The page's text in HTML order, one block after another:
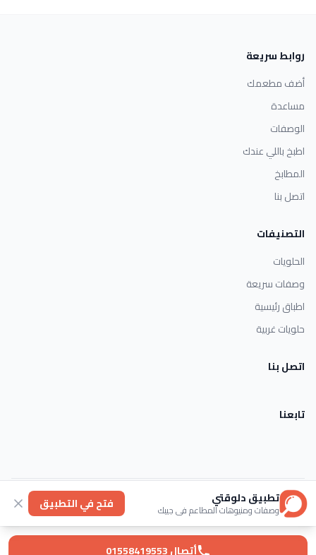
أتصال 01558419553
روابط سريعة
أضف مطعمك
مساعدة
الوصفات
اطبخ باللي عندك
المطابخ
اتصل بنا
التصنيفات
الحلويات
وصفات سريعة
اطباق رئيسية
حلويات غربية
اتصل بنا
تابعنا
خصوصية عنا
© 2026 Dlwaqty. جميع الحقوق محفوظة.
Powered byGAIT
تطبيق دلوقتي
وصفات ومنيوهات المطاعم في جيبك فتح في التطبيق